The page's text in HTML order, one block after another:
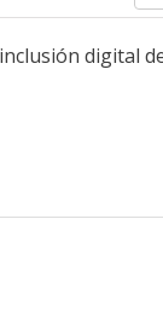
digital